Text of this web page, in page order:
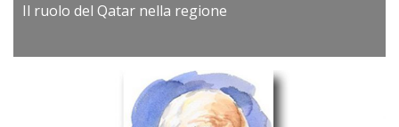
Il ruolo del Qatar nella regione